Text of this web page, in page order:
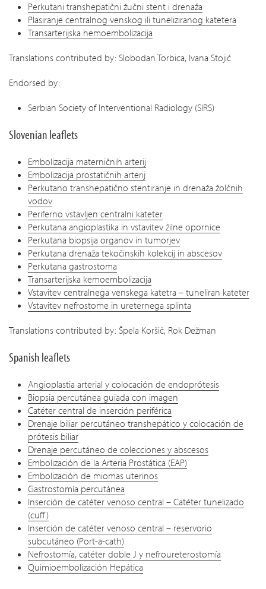
Perkutani transhepatični žučni stent i drenaža
Plasiranje centralnog venskog ili tuneliziranog katetera
Transarterijska hemoembolizacija
Translations contributed by: Slobodan Torbica, Ivana Stojić
Endorsed by:
Serbian Society of Interventional Radiology (SIRS)
Slovenian leaflets
Embolizacija materničnih arterij
Embolizacija prostatičnih arterij
Perkutano transhepatično stentiranje in drenaža žolčnih
vodov
Periferno vstavljen centralni kateter
Perkutana angioplastika in vstavitev žilne opornice
Perkutana biopsija organov in tumorjev
Perkutana drenaža tekočinskih kolekcij in abscesov
Perkutana gastrostoma
Transarterijska kemoembolizacija
Vstavitev centralnega venskega katetra – tuneliran kateter
Vstavitev nefrostome in ureternega splinta
Translations contributed by: Špela Koršič, Rok Dežman
Spanish leaflets
Angioplastia arterial y colocación de endoprótesis
Biopsia percutánea guiada con imagen
Catéter central de inserción periférica
Drenaje biliar percutáneo transhepático y colocación de
prótesis biliar
Drenaje percutáneo de colecciones y abscesos
Embolización de la Arteria Prostática (EAP)
Embolización de miomas uterinos
Gastrostomía percutánea
Inserción de catéter venoso central – Catéter tunelizado
(cuff)
Inserción de catéter venoso central – reservorio
subcutáneo (Port-a-cath)
Nefrostomía, catéter doble J y nefroureterostomía
Quimioembolización Hepática